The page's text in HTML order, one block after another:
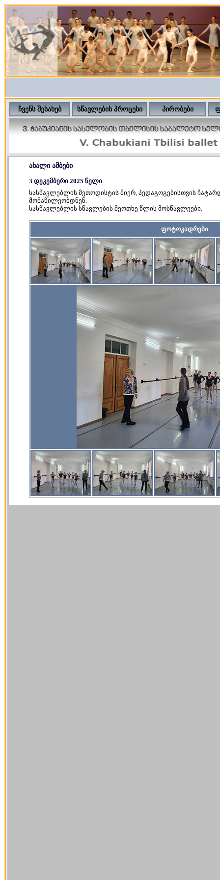
ჩვენს შესახებ სწავლების პროცესი პირობები
ახალი ამბები
3 დეკემბერი 2025 წელი
სასწავლებლის მეთოდისტის მიერ, პედაგოგებისთვის
მონაწილეობდნენ:
სასწავლებლის სწავლების მეოთხე წლის მოსწავლეები.
ფოტოკადრები